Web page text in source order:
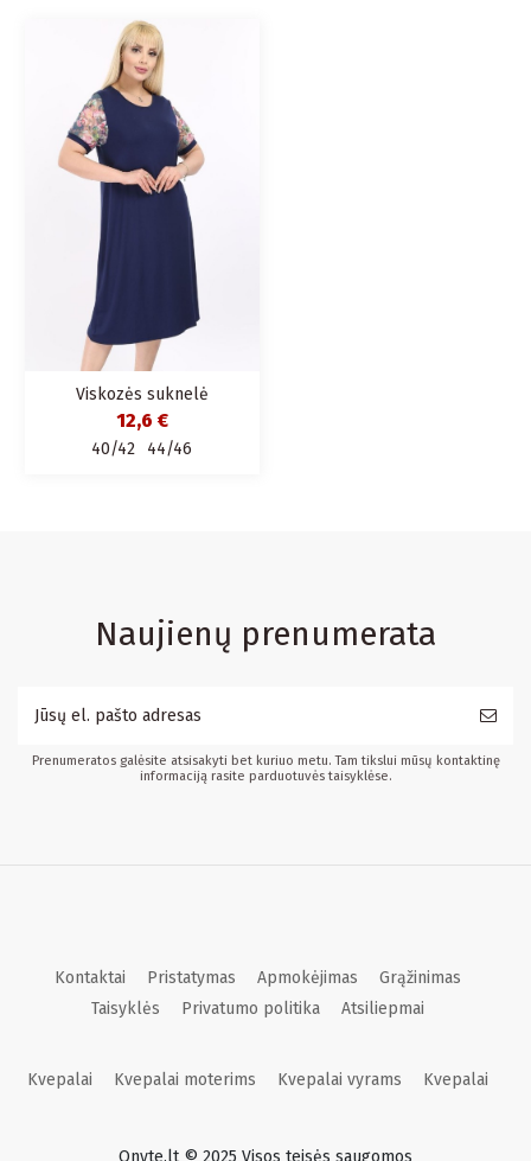
Viskozės suknelė
trumpomis rankovėmis
12,6 €
40/42 44/46
Naujienų prenumerata
Prenumeratos galėsite atsisakyti bet kuriuo metu. Tam tikslui mūsų kontaktinę
informaciją rasite parduotuvės taisyklėse.
Kontaktai Pristatymas Apmokėjimas
Grąžinimas
Taisyklės
Privatumo politika Atsiliepmai
Kvepalai Kvepalai moterims Kvepalai vyrams Kvepalai